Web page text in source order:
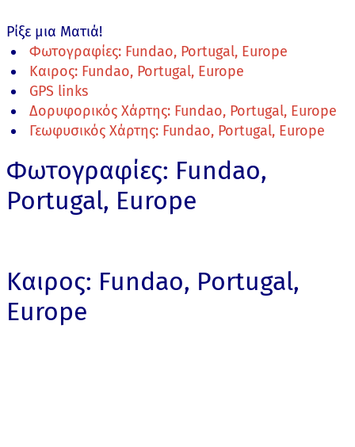
Ρίξε μια Ματιά!
Φωτογραφίες: Fundao, Portugal, Europe
Καιρος: Fundao, Portugal, Europe
GPS links
Δορυφορικός Χάρτης: Fundao, Portugal, Europe
Γεωφυσικός Χάρτης: Fundao, Portugal, Europe
Φωτογραφίες: Fundao,
Portugal, Europe
Καιρος: Fundao, Portugal,
Europe